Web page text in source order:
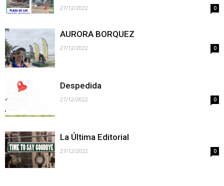
27/12/2022 0
AURORA BORQUEZ
27/12/2022 0
Despedida
27/12/2022 0
La Última Editorial
27/12/2022 0